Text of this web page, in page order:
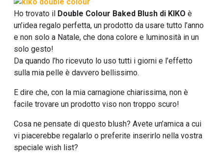
Ho trovato il Double Colour Baked Blush di KIKO è
un’idea regalo perfetta, un prodotto da usare tutto l’anno
e non solo a Natale, che dona colore e luminosità in un
solo gesto!
Da quando l’ho ricevuto lo uso tutti i giorni e l’effetto
sulla mia pelle è davvero bellissimo.
E dire che, con la mia carnagione chiarissima, non è
facile trovare un prodotto viso non troppo scuro!
Cosa ne pensate di questo blush? Avete un’amica a cui
vi piacerebbe regalarlo o preferite inserirlo nella vostra
speciale wish list?